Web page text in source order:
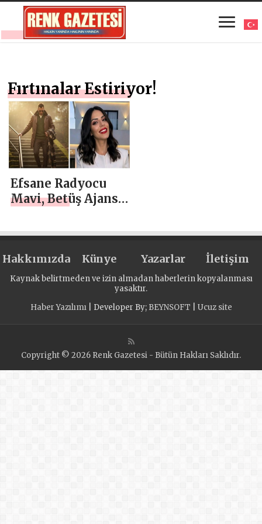
Fırtınalar Estiriyor!
Efsane Radyocu
Mavi, Betüş Ajans’
Esiyor!
Hakkımızda Künye Yazarlar İletişim
Kaynak belirtmeden ve izin almadan haberlerin kopyalanması
yasaktır.
Haber Yazılımı| Developer By; BEYNSOFT Ucuz site
Copyright © 2026 Renk Gazetesi - Bütün Hakları Saklıdır.